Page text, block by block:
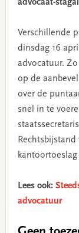
advocaat-
Verschillende
dinsdag 16
advocatuur.
op de
over de
snel in te
Lees ook:
advocatuur